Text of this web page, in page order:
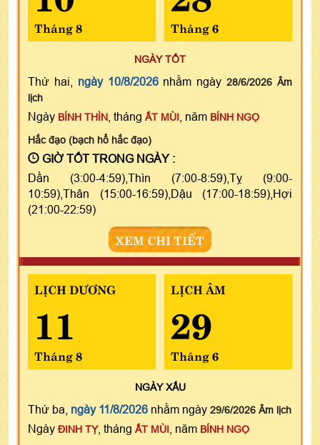
Tháng 8 Tháng 6
NGÀY TỐT
Thứ hai, ngày 10/8/2026nhằm ngày28/6/2026 Âm
lịch
Ngày BÍNH THÌN , tháng ẤT MÙI , năm BÍNH NGỌ
Hắc đạo (bạch hổ hắc đạo)
GIỜ TỐT TRONG NGÀY :
Dần (3:00-4:59),Thìn (7:00-8:59),Tỵ (9:00-
10:59),Thân (15:00-16:59),Dậu (17:00-18:59),Hợi
(21:00-22:59)
XEM CHI TIẾT
LỊCH DƯƠNG
11
Tháng 8
LỊCH ÂM
29
Tháng 6
NGÀYXẤU
Thứ ba, ngày 11/8/2026 nhằm ngày 29/6/2026 Âm lịch
Ngày ĐINH TỴ, tháng ẤT MÙI , năm BÍNH NGỌ